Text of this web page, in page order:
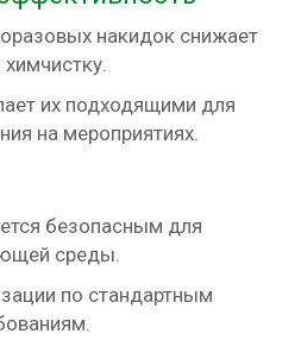
накидок снижает
их подходящими для
на мероприятиях.
безопасным для
среды.
по стандартным